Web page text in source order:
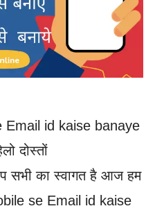
Email id kaise banaye
दोस्तों
सभी का स्वागत है आज हम
se Email id kaise